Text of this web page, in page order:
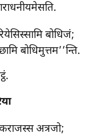
बोधिजं;
बोधिमुत्तम’’न्ति.
अत्रजो;